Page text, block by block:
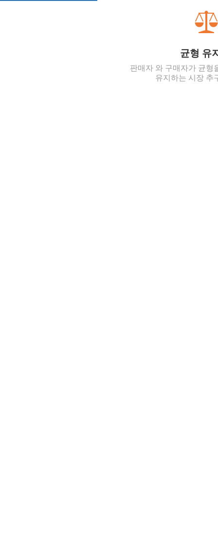
균형 유
판매자 와 구매자가 균형
유지하는 시장 추